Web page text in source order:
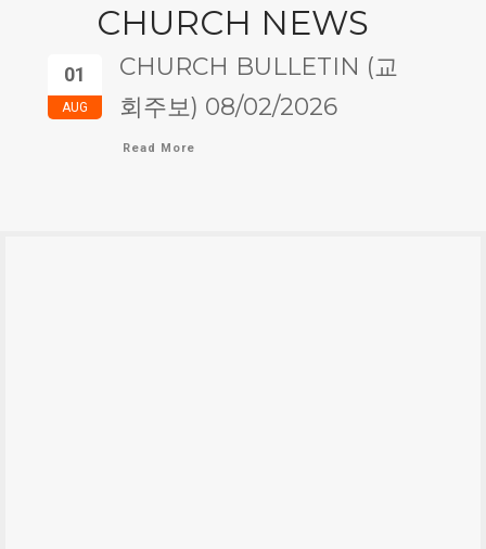
CHURCH NEWS
01
AUG
CHURCH BULLETIN (교
회주보) 08/02/2026
Read More